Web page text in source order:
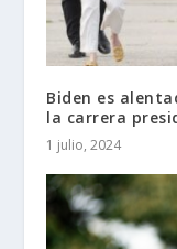
Biden es
la carrera
1 julio, 2024